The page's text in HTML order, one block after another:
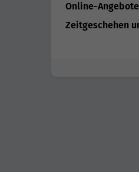
Online-Angebote
Zeitgeschehen